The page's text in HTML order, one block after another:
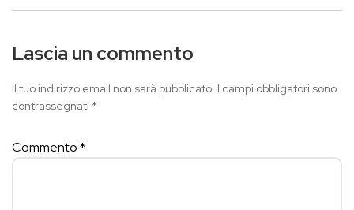
Lascia un commento
Il tuo indirizzo email non sarà pubblicato. I campi obbligatori sono
contrassegnati *
Commento*